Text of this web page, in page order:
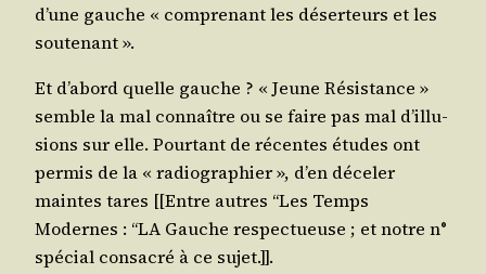
d’une gauche « com­pre­nant les déser­teurs et les
soutenant ».
Et d’a­bord quelle gauche ? « Jeune Résis­tance »
semble la mal connaître ou se faire pas mal d’illu­
sions sur elle. Pour­tant de récentes études ont
per­mis de la « radio­gra­phier », d’en déce­ler
maintes tares [[Entre autres “Les Temps
Modernes : “LA Gauche res­pec­tueuse ; et notre n°
spé­cial consa­cré à ce sujet.]].